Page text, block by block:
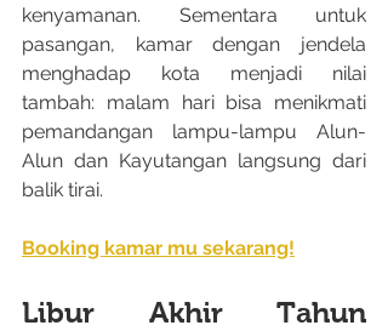
kenyamanan. Sementara untuk
pasangan, kamar dengan jendela
menghadap kota menjadi nilai
tambah: malam hari bisa menikmati
pemandangan lampu-lampu Alun-
Alun dan Kayutangan langsung dari
balik tirai.
Booking kamar mu sekarang!
Libur Akhir Tahun